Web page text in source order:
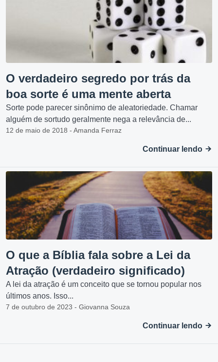
O verdadeiro segredo por trás da
boa sorte é uma mente aberta
Sorte pode parecer sinônimo de aleatoriedade. Chamar
alguém de sortudo geralmente nega a relevância de...
12 de maio de 2018 - Amanda Ferraz
Continuar lendo
O que a Bíblia fala sobre a Lei da
Atração (verdadeiro significado)
A lei da atração é um conceito que se tornou popular nos
últimos anos. Isso...
7 de outubro de 2023 - Giovanna Souza
Continuar lendo